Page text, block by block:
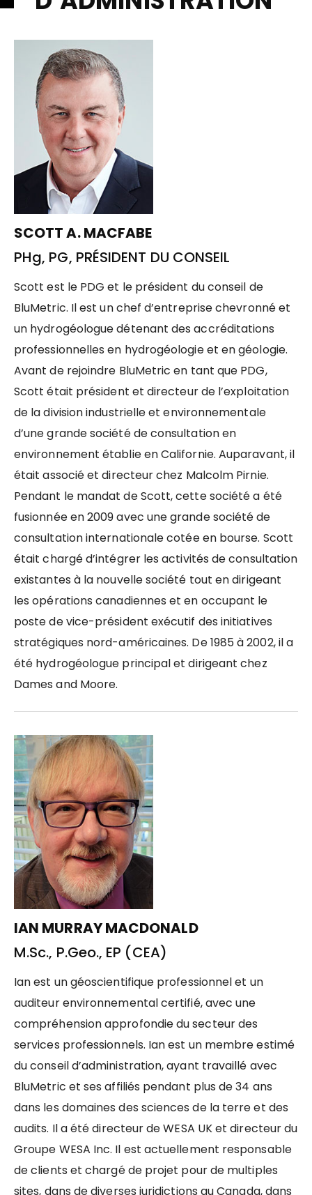
SCOTT A. MACFABE
PHg, PG, PRÉSIDENT DU CONSEIL
Scott est le PDG et le président du conseil de
BluMetric. Il est un chef d’entreprise chevronné et
un hydrogéologue détenant des accréditations
professionnelles en hydrogéologie et en géologie.
Avant de rejoindre BluMetric en tant que PDG,
Scott était président et directeur de l’exploitation
de la division industrielle et environnementale
d’une grande société de consultation en
environnement établie en Californie. Auparavant, il
était associé et directeur chez Malcolm Pirnie.
Pendant le mandat de Scott, cette société a été
fusionnée en 2009 avec une grande société de
consultation internationale cotée en bourse. Scott
était chargé d’intégrer les activités de consultation
existantes à la nouvelle société tout en dirigeant
les opérations canadiennes et en occupant le
poste de vice-président exécutif des initiatives
stratégiques nord-américaines. De 1985 à 2002, il a
été hydrogéologue principal et dirigeant chez
Dames and Moore.
IAN MURRAY MACDONALD
M.Sc., P.Geo., EP (CEA)
Ian est un géoscientifique professionnel et un
auditeur environnemental certifié, avec une
compréhension approfondie du secteur des
services professionnels. Ian est un membre estimé
du conseil d’administration, ayant travaillé avec
BluMetric et ses affiliés pendant plus de 34 ans
dans les domaines des sciences de la terre et des
audits. Il a été directeur de WESA UK et directeur du
Groupe WESA Inc. Il est actuellement responsable
de clients et chargé de projet pour de multiples
sites, dans de diverses juridictions au Canada, dans